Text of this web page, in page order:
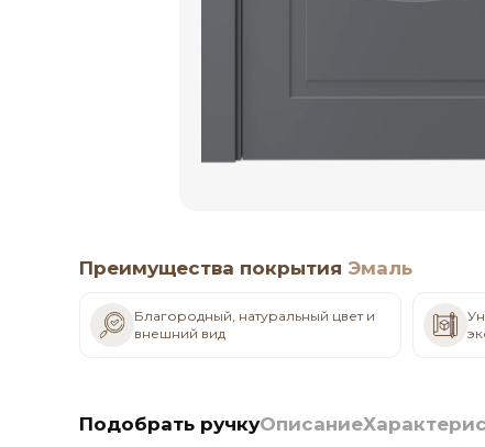
Преимущества покрытия Эмаль
Благородный, натуральный цвет и
внешний вид
Подобрать ручкуОписание